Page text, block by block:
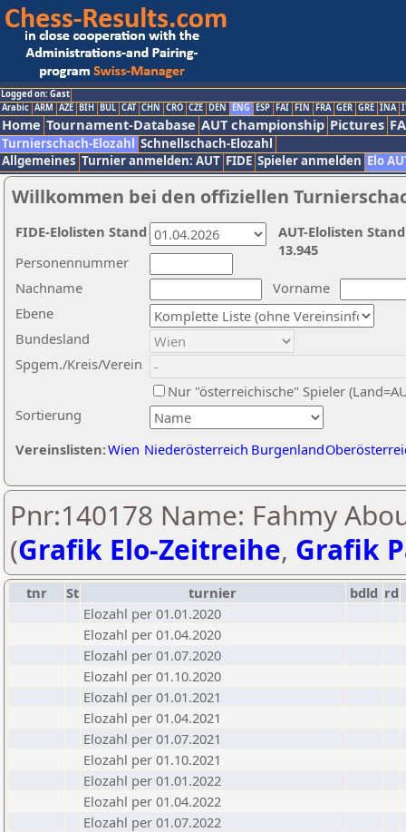
Logged on: Gast
Arabic ARM AZE BIH BUL CAT CHN CRO CZE DEN ENG ESP FAI FIN FRA GER GRE INA
Home Tournament-Database AUT championship Pictures
Turnierschach-Elozahl Schnellschach-Elozahl
Allgemeines Turnier anmelden: AUT FIDE Spieler anmelden Elo
Willkommen bei den offiziellen
Nachname
Vorname
Ebene
Sortierung
Personennummer
Bundesland
Spgem./Kreis/Verein
Nur "österreichische" Spieler
Vereinslisten:Wien Niederösterreich Burgenland
AUT-Elolisten
13.945
FIDE-Elolisten Stand
Pnr:140178 Name: Fahmy
(Grafik Elo-Zeitreihe, Grafik
tnr St turnier bdld rd
Elozahl per 01.01.2020
Elozahl per 01.04.2020
Elozahl per 01.07.2020
Elozahl per 01.10.2020
Elozahl per 01.01.2021
Elozahl per 01.04.2021
Elozahl per 01.07.2021
Elozahl per 01.10.2021
Elozahl per 01.01.2022
Elozahl per 01.04.2022
Elozahl per 01.07.2022